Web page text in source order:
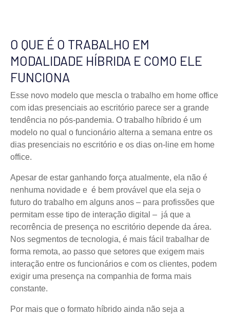
O QUE É O TRABALHO EM
MODALIDADE HÍBRIDA E COMO ELE
FUNCIONA
Esse novo modelo que mescla o trabalho em home office
com idas presenciais ao escritório parece ser a grande
tendência no pós-pandemia. O trabalho híbrido é um
modelo no qual o funcionário alterna a semana entre os
dias presenciais no escritório e os dias on-line em home
office.
Apesar de estar ganhando força atualmente, ela não é
nenhuma novidade e é bem provável que ela seja o
futuro do trabalho em alguns anos – para profissões que
permitam esse tipo de interação digital – já que a
recorrência de presença no escritório depende da área.
Nos segmentos de tecnologia, é mais fácil trabalhar de
forma remota, ao passo que setores que exigem mais
interação entre os funcionários e com os clientes, podem
exigir uma presença na companhia de forma mais
constante.
Por mais que o formato híbrido ainda não seja a